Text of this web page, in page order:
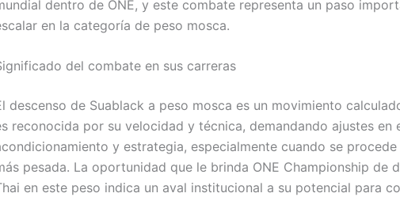
dentro de ONE, y este combate representa un paso
en la categoría de peso mosca.
del combate en sus carreras
descenso de Suablack a peso mosca es un movimiento
reconocida por su velocidad y técnica, demandando ajustes en
y estrategia, especialmente cuando se
pesada. La oportunidad que le brinda ONE Championship de
en este peso indica un aval institucional a su potencial para